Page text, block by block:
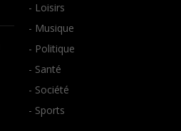
- Loisirs
- Musique
- Politique
- Santé
- Société
- Sports